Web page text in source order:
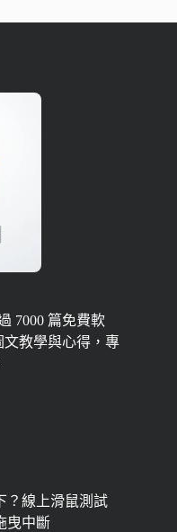
7000 篇免費軟
教學與心得，專
？線上滑鼠測試
曳中斷